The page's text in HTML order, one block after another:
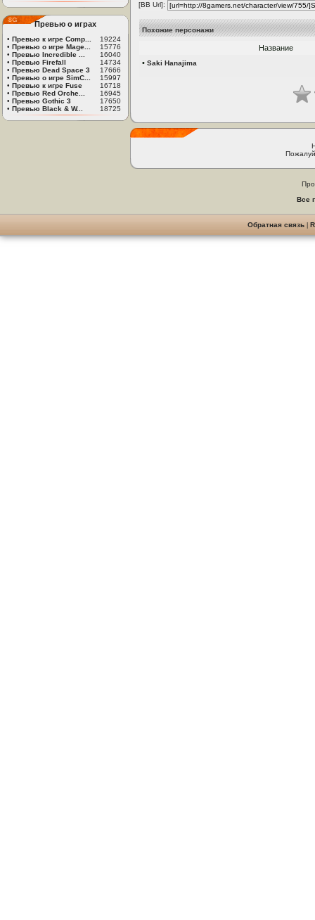
Превью о играх
• Превью к игре Comp...
19224
• Превью о игре Mage...
15776
• Превью Incredible ...
16040
• Превью Firefall
14734
• Превью Dead Space 3
17666
• Превью о игре SimC...
15997
• Превью к игре Fuse
16718
• Превью Red Orche...
16945
• Превью Gothic 3
17650
• Превью Black & W... 18725
[BB Url]:
Похожие персонажи
Название
• Saki Hanajima
Все
Обратная связь